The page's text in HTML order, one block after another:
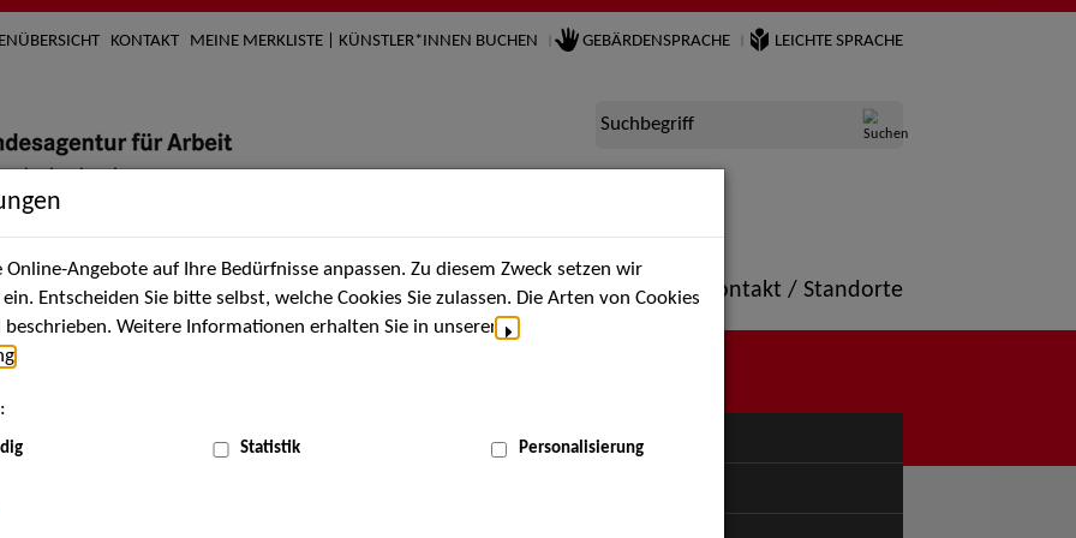
KONTAKT MEINE MERKLISTE | KÜNSTLER*INNEN BUCHEN GEBÄRDENSPRACHE LEICHTE SPRACHE
Suchbegriff
Künstler*innen Über uns Aktuelles Termine Portfolio Kontakt / Standorte
MENÜ
Angebote auf Ihre Bedürfnisse anpassen. Zu diesem Zweck setzen wir
Entscheiden Sie bitte selbst, welche Cookies Sie zulassen. Die Arten von Cookies
Weitere Informationen erhalten Sie in unserer
Statistik Personalisierung